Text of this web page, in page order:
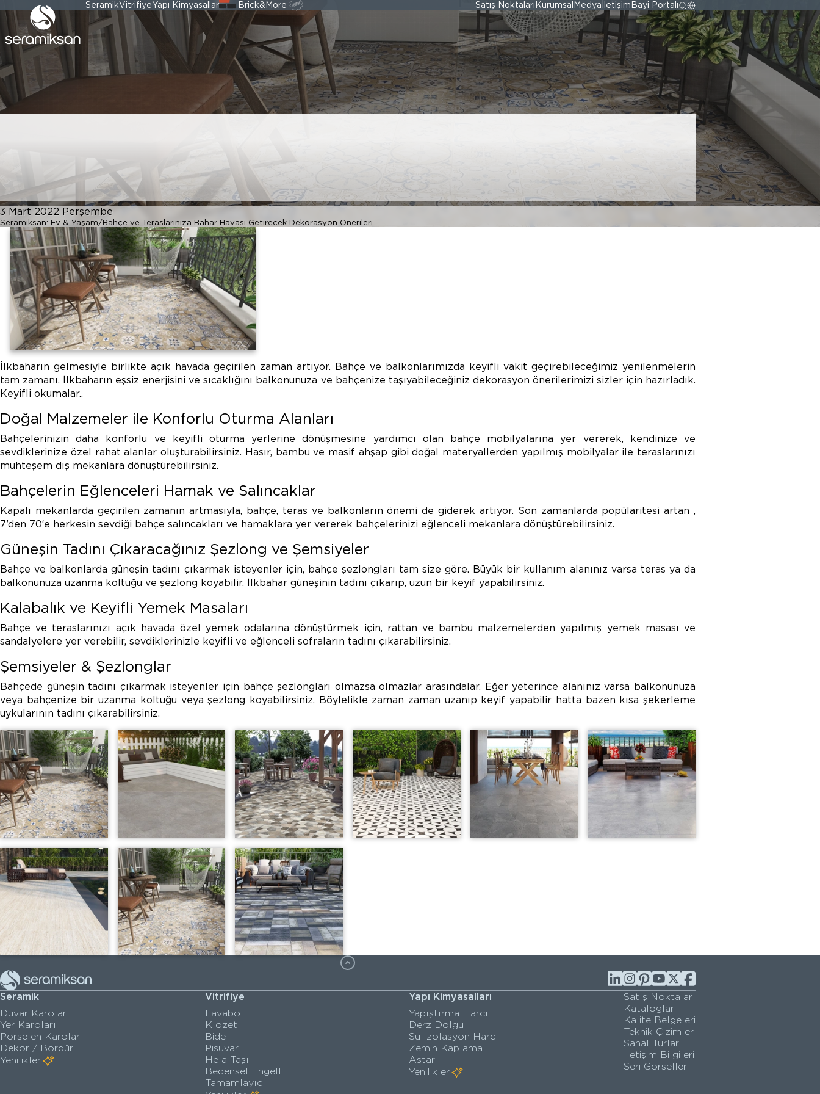
SeramikVitrifiyeYapı Kimyasalları Brick&More Satış Noktaları Kurumsal Medya İletişim Bayi Portalı
Getirecek Dekorasyon Önerileri
3 Mart 2022 Perşembe
Seramiksan: Ev & Yaşam Bahçe ve Teraslarınıza Bahar Havası Getirecek Dekorasyon Önerileri
İlkbaharın gelmesiyle birlikte açık havada geçirilen zaman artıyor. Bahçe ve balkonlarımızda keyifli vakit geçirebileceğimiz yenilenmelerin
tam zamanı. İlkbaharın eşsiz enerjisini ve sıcaklığını balkonunuza ve bahçenize taşıyabileceğiniz dekorasyon önerilerimizi sizler için hazırladık.
Keyifli okumalar..
Doğal Malzemeler ile Konforlu Oturma Alanları
Bahçelerinizin daha konforlu ve keyifli oturma yerlerine dönüşmesine yardımcı olan bahçe mobilyalarına yer vererek, kendinize ve
sevdiklerinize özel rahat alanlar oluşturabilirsiniz. Hasır, bambu ve masif ahşap gibi doğal materyallerden yapılmış mobilyalar ile teraslarınızı
muhteşem dış mekanlara dönüştürebilirsiniz.
Bahçelerin Eğlenceleri Hamak ve Salıncaklar
Kapalı mekanlarda geçirilen zamanın artmasıyla, bahçe, teras ve balkonların önemi de giderek artıyor. Son zamanlarda popülaritesi artan ,
7’den 70‘e herkesin sevdiği bahçe salıncakları ve hamaklara yer vererek bahçelerinizi eğlenceli mekanlara dönüştürebilirsiniz.
Güneşin Tadını Çıkaracağınız Şezlong ve Şemsiyeler
Bahçe ve balkonlarda güneşin tadını çıkarmak isteyenler için, bahçe şezlongları tam size göre. Büyük bir kullanım alanınız varsa teras ya da
balkonunuza uzanma koltuğu ve şezlong koyabilir, İlkbahar güneşinin tadını çıkarıp, uzun bir keyif yapabilirsiniz.
Kalabalık ve Keyifli Yemek Masaları
Bahçe ve teraslarınızı açık havada özel yemek odalarına dönüştürmek için, rattan ve bambu malzemelerden yapılmış yemek masası ve
sandalyelere yer verebilir, sevdiklerinizle keyifli ve eğlenceli sofraların tadını çıkarabilirsiniz.
Şemsiyeler & Şezlonglar
Bahçede güneşin tadını çıkarmak isteyenler için bahçe şezlongları olmazsa olmazlar arasındalar. Eğer yeterince alanınız varsa balkonunuza
veya bahçenize bir uzanma koltuğu veya şezlong koyabilirsiniz. Böylelikle zaman zaman uzanıp keyif yapabilir hatta bazen kısa şekerleme
uykularının tadını çıkarabilirsiniz.
Seramik
Duvar Karoları
Yer Karoları
Porselen Karolar
Dekor / Bordür
Yenilikler
Vitrifiye
Lavabo
Klozet
Bide
Pisuvar
Hela Taşı
Bedensel Engelli
Tamamlayıcı
Yapı Kimyasalları
Yapıştırma Harcı
Derz Dolgu
Su İzolasyon Harcı
Zemin Kaplama
Astar
Yenilikler
Satış Noktaları
Kataloglar
Kalite Belgeleri
Teknik Çizimler
Sanal Turlar
İletişim Bilgileri
Seri Görselleri